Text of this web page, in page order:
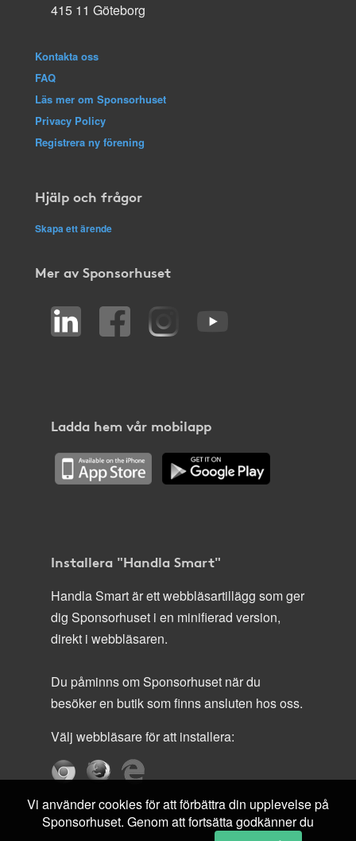
415 11 Göteborg
Kontakta oss
FAQ
Läs mer om Sponsorhuset
Privacy Policy
Registrera ny förening
Hjälp och frågor
Skapa ett ärende
Mer av Sponsorhuset
Ladda hem vår mobilapp
Installera "Handla Smart"
Handla Smart är ett webbläsartillägg som ger
dig Sponsorhuset i en minifierad version,
direkt i webbläsaren.
Du påminns om Sponsorhuset när du
besöker en butik som finns ansluten hos oss.
Välj webbläsare för att installera:
Vi använder cookies för att förbättra din upplevelse på
Sponsorhuset. Genom att fortsätta godkänner du